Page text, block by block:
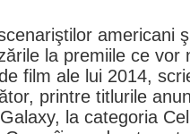
americani
la premiile ce vor
film ale lui 2014,
printre titlurile
, la categoria